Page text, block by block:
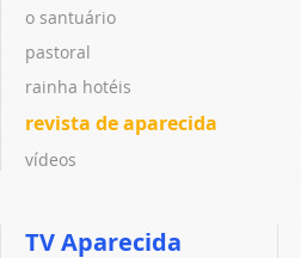
o santuário
pastoral
rainha hotéis
revista de aparecida
vídeos
TV Aparecida